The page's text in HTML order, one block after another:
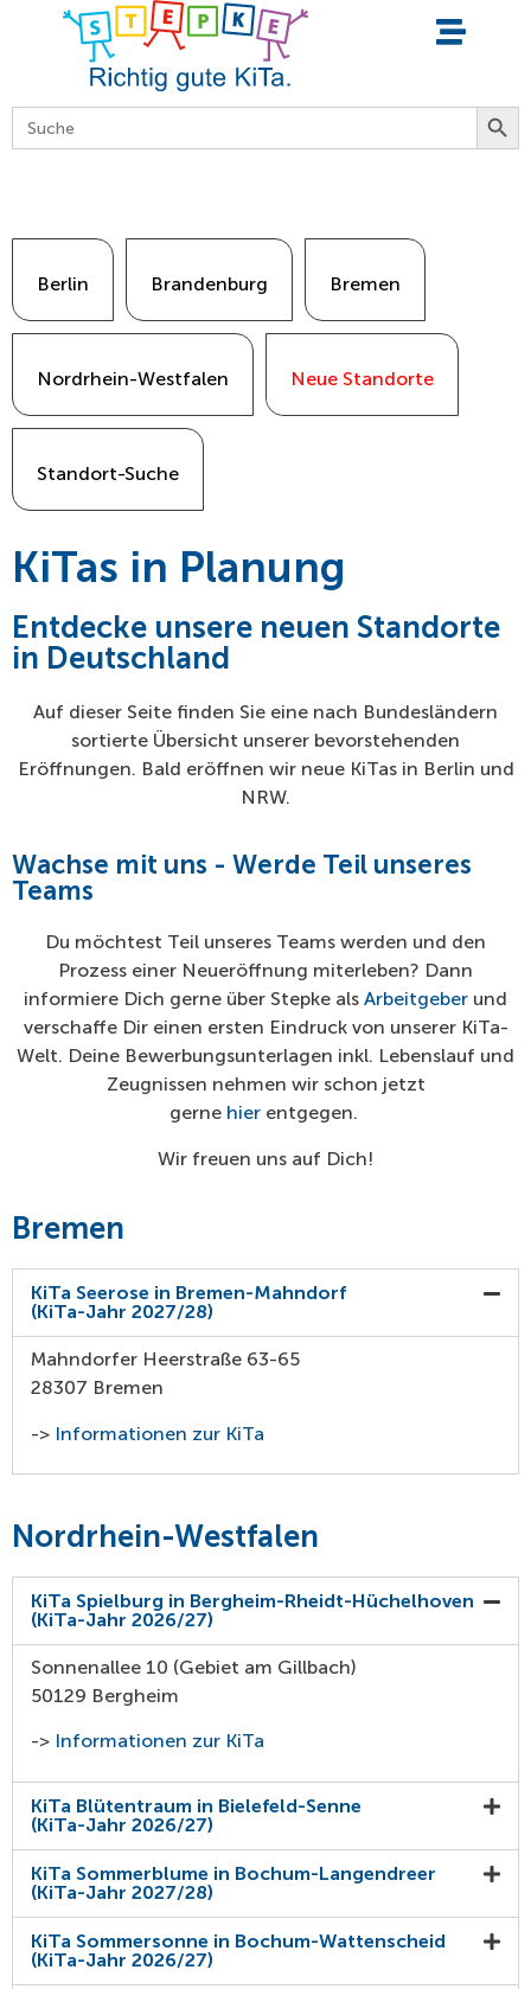
springen
Search
for:
Berlin Brandenburg Bremen
Nordrhein-Westfalen Neue Standorte
Standort-Suche
KiTas in Planung
Entdecke unsere neuen Standorte
in Deutschland
Auf dieser Seite finden Sie eine nach Bundesländern
sortierte Übersicht unserer bevorstehenden
Eröffnungen. Bald eröffnen wir neue KiTas in Berlin und
NRW.
Wachse mit uns - Werde Teil unseres
Teams
Du möchtest Teil unseres Teams werden und den
Prozess einer Neueröffnung miterleben? Dann
informiere Dich gerne über Stepke als Arbeitgeber und
verschaffe Dir einen ersten Eindruck von unserer KiTa-
Welt. Deine Bewerbungsunterlagen inkl. Lebenslauf und
Zeugnissen nehmen wir schon jetzt
gerne hier entgegen.
Wir freuen uns auf Dich!
Bremen
KiTa Seerose in Bremen-Mahndorf
(KiTa-Jahr 2027/28)
Mahndorfer Heerstraße 63-65
28307 Bremen
-> Informationen zur KiTa
Nordrhein-Westfalen
KiTa Spielburg in Bergheim-Rheidt-Hüchelhoven
(KiTa-Jahr 2026/27)
Sonnenallee 10 (Gebiet am Gillbach)
50129 Bergheim
-> Informationen zur KiTa
KiTa Blütentraum in Bielefeld-Senne
(KiTa-Jahr 2026/27)
KiTa Sommerblume in Bochum-Langendreer
(KiTa-Jahr 2027/28)
KiTa Sommersonne in Bochum-Wattenscheid
(KiTa-Jahr 2026/27)